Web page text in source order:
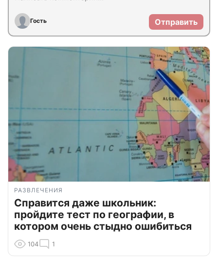
Гость Отправить
РАЗВЛЕЧЕНИЯ
Справится даже школьник:
пройдите тест по географии, в
котором очень стыдно ошибиться
104 1